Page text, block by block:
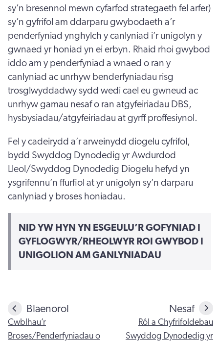
sy’n bresennol mewn cyfarfod strategaeth fel arfer)
sy’n gyfrifol am ddarparu gwybodaeth a’r
penderfyniad ynghylch y canlyniad i’r unigolyn y
gwnaed yr honiad yn ei erbyn. Rhaid rhoi gwybod
iddo am y penderfyniad a wnaed o ran y
canlyniad ac unrhyw benderfyniadau risg
trosglwyddadwy sydd wedi cael eu gwneud ac
unrhyw gamau nesaf o ran atgyfeiriadau DBS,
hysbysiadau/atgyfeiriadau at gyrff proffesiynol.
Fel y cadeirydd a’r arweinydd diogelu cyfrifol,
bydd Swyddog Dynodedig yr Awdurdod
Lleol/Swyddog Dynodedig Diogelu hefyd yn
ysgrifennu’n ffurfiol at yr unigolyn sy’n darparu
canlyniad y broses honiadau.
NID YW HYN YN ESGEULU’R GOFYNIAD I
GYFLOGWYR/RHEOLWYR ROI GWYBOD I
UNIGOLION AM GANLYNIADAU
Blaenorol
Cwblhau’r
Broses/Penderfyniadau o
Nesaf
Rôl a Chyfrifoldebau
Swyddog Dynodedig yr